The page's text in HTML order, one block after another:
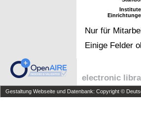
Nur für
Einige Felder
electronic
Gestaltung Webseite und Datenbank: Copyright ©